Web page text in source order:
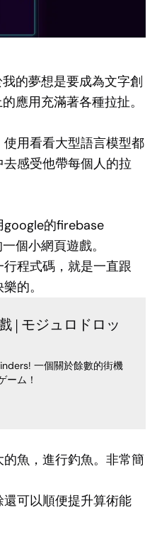
的夢想是要成為文字創
應用充滿著各種拉扯。
用看看大型語言模型都
感受他帶每個人的拉
google的firebase
個小網頁遊戲。
程式碼，就是一直跟
的。
| モジュロドロッ
一個關於餘數的街機
ーム！
魚，進行釣魚。非常簡
可以順便提升算術能